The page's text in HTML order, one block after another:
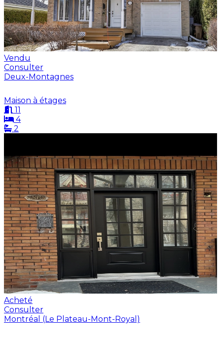
Vendu
Consulter
Deux-Montagnes
Maison à étages
11
4
2
Acheté
Consulter
Montréal (Le Plateau-Mont-Royal)